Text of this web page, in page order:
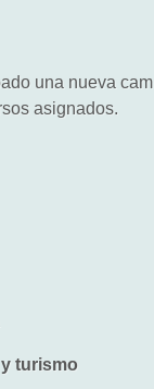
una nueva
asignados.
turismo